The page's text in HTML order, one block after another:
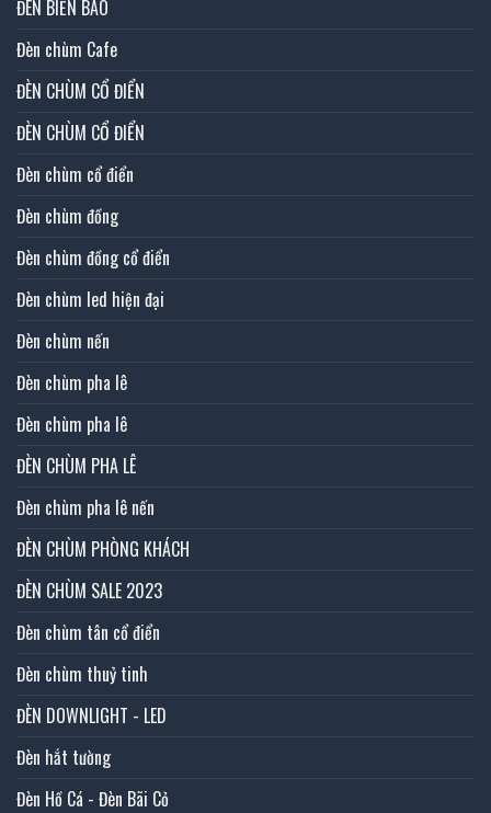
ĐÈN BIỂN BÁO
Đèn chùm Cafe
ĐÈN CHÙM CỔ ĐIỂN
ĐÈN CHÙM CỔ ĐIỂN
Đèn chùm cổ điển
Đèn chùm đồng
Đèn chùm đồng cổ điển
Đèn chùm led hiện đại
Đèn chùm nến
Đèn chùm pha lê
Đèn chùm pha lê
ĐÈN CHÙM PHA LÊ
Đèn chùm pha lê nến
ĐÈN CHÙM PHÒNG KHÁCH
ĐÈN CHÙM SALE 2023
Đèn chùm tân cổ điển
Đèn chùm thuỷ tinh
ĐÈN DOWNLIGHT - LED
Đèn hắt tường
Đèn Hồ Cá - Đèn Bãi Cỏ